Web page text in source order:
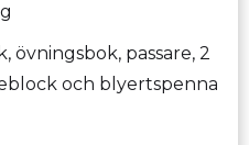
övningsbok, passare, 2
och blyertspenna